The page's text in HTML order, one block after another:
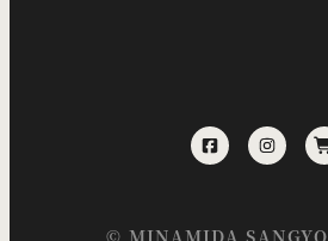
© MINAMIDA SANGYO